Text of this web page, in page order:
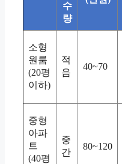
수
량
소형
원룸
(20평
이하)
적
음
40~70
중형
아파
트
(40평
중
간
80~120